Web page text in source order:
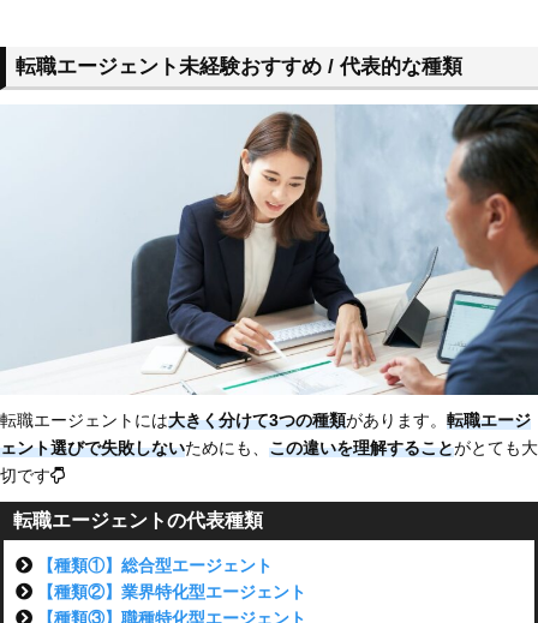
転職エージェント未経験おすすめ / 代表的な種類
転職エージェントには大きく分けて3つの種類があります。 転職エージ
ェント選びで失敗しないためにも、 この違いを理解することがとても大
切です
転職エージェントの代表種類
【種類①】総合型エージェント
【種類②】業界特化型エージェント
【種類③】職種特化型エージェント